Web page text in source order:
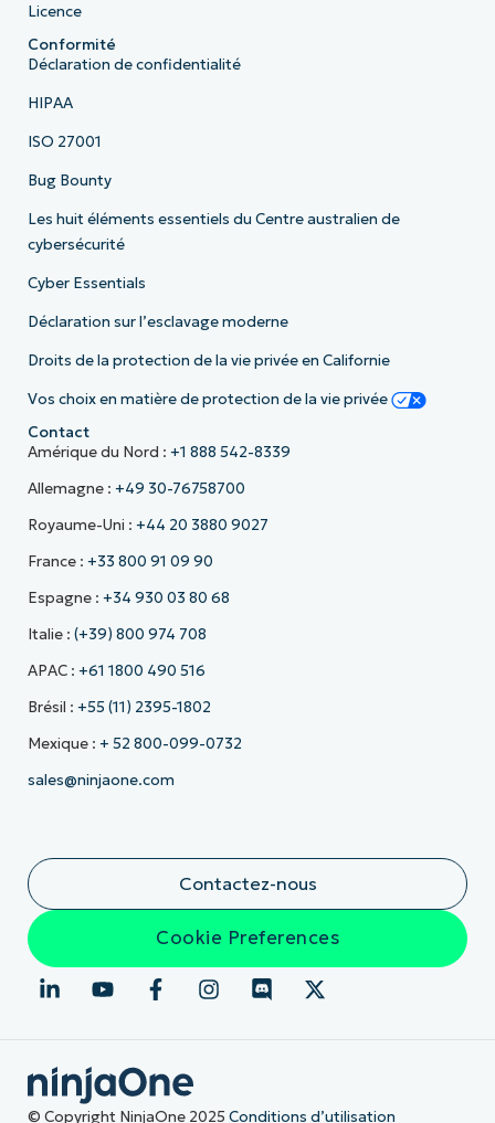
Licence
Conformité
Déclaration de confidentialité
HIPAA
ISO 27001
Bug Bounty
Les huit éléments essentiels du Centre australien de
cybersécurité
Cyber Essentials
Déclaration sur l’esclavage moderne
Droits de la protection de la vie privée en Californie
Vos choix en matière de protection de la vie privée
Contact
Amérique du Nord : +1 888 542-8339
Allemagne : +49 30-76758700
Royaume-Uni : +44 20 3880 9027
France : +33 800 91 09 90
Espagne : +34 930 03 80 68
Italie : (+39) 800 974 708
APAC : +61 1800 490 516
Brésil : +55 (11) 2395-1802
Mexique : + 52 800-099-0732
sales@ninjaone.com
Contactez-nous
Cookie Preferences
© Copyright NinjaOne 2025 Conditions d’utilisation